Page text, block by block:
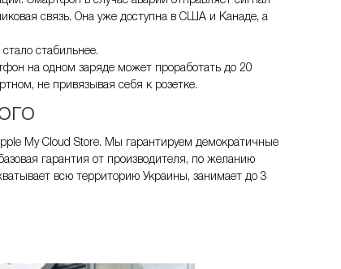
связь. Она уже доступна в США и Канаде, а
стабильнее.
на одном заряде может проработать до 20
не привязывая себя к розетке.
My Cloud Store. Мы гарантируем демократичные
гарантия от производителя, по желанию
всю территорию Украины, занимает до 3